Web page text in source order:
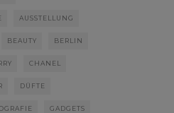
AUSSTELLUNG
BEAUTY BERLIN
CHANEL
DÜFTE
GADGETS